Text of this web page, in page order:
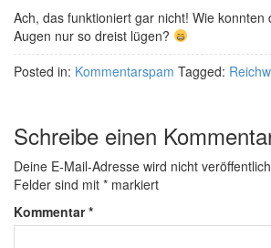
Ach, das funktioniert gar nicht! Wie konnten
Augen nur so dreist lügen?
Posted in: Kommentarspam Tagged:
Schreibe einen
Deine E-Mail-Adresse wird nicht
Felder sind mit * markiert
Kommentar*